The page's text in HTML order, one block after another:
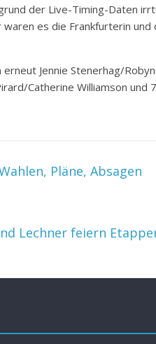
der Live-Timing-Daten
waren es die Frankfurterin
Jennie Stenerhag/
Catherine Williamson
Pläne, Absagen
Lechner feiern